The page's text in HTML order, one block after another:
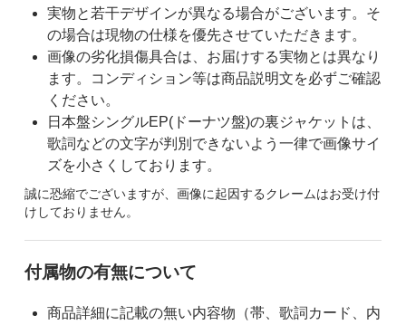
実物と若干デザインが異なる場合がございます。そ
の場合は現物の仕様を優先させていただきます。
画像の劣化損傷具合は、お届けする実物とは異なり
ます。コンディション等は商品説明文を必ずご確認
ください。
日本盤シングルEP(ドーナツ盤)の裏ジャケットは、
歌詞などの文字が判別できないよう一律で画像サイ
ズを小さくしております。
誠に恐縮でございますが、画像に起因するクレームはお受け付
けしておりません。
付属物の有無について
商品詳細に記載の無い内容物（帯、歌詞カード、内